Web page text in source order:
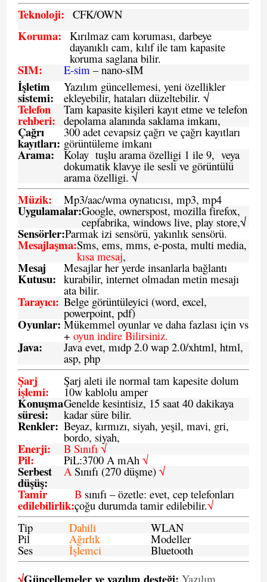
Teknoloji: CFK/OWN
Koruma: Kırılmaz cam koruması, darbeye
dayanıklı cam, kılıf ile tam kapasite
koruma saglana bilir.
SIM: E-sim – nano-sIM
İşletim
sistemi:
Yazılım güncellemesi, yeni özellikler
ekleyebilir, hataları düzeltebilir. √
Telefon
rehberi:
Tam kapasite kişileri kayıt etme ve telefon
depolama alanında saklama imkanı,
Çağrı
kayıtları:
300 adet cevapsiz çağrı ve çağrı kayıtları
görüntüleme imkanı
Arama: Kolay tuşlu arama özelligi 1 ile 9, veya
dokumatik klavye ile sesli ve görüntülü
arama özelligi. √
Müzik: Mp3/aac/wma oynatıcısı, mp3, mp4
Uygulamalar:Google, ownerspost, mozilla firefox,
cepfabrika, windows live, play store,√
Sensörler:Parmak izi sensörü, yakınlık sensörü.
Mesajlaşma:Sms, ems, mms, e-posta, multi media,
kısa mesaj,
Mesaj
Kutusu:
Mesajlar her yerde insanlarla bağlantı
kurabilir, internet olmadan metin mesajı
ata bilir.
Tarayıcı: Belge görüntüleyici (word, excel,
powerpoint, pdf)
Oyunlar: Mükemmel oyunlar ve daha fazlası için vs
+ oyun indire Bilirsiniz.
Java: Java evet, mıdp 2.0 wap 2.0/xhtml, html,
asp, php
Şarj
işlemi:
Şarj aleti ile normal tam kapesite dolum
10w kablolu amper
Konuşma
süresi:
Genelde kesintisiz, 15 saat 40 dakikaya
kadar süre bilir.
Renkler: Beyaz, kırmızı, siyah, yeşil, mavi, gri,
bordo, siyah,
Enerji: B Sınıfı √
Pil: PiL:3700 A mAh √
Serbest
düşüş:
ASınıfı (270 düşme) √
Tamir
edilebilirlik:
B sınıfı – özetle: evet, cep telefonları
çoğu durumda tamir edilebilir.√
Tip
Dahili WLAN
Pil Ağırlık Modeller
Ses İşlemci Bluetooth
√Güncellemeler ve yazılım desteği: Yazılım